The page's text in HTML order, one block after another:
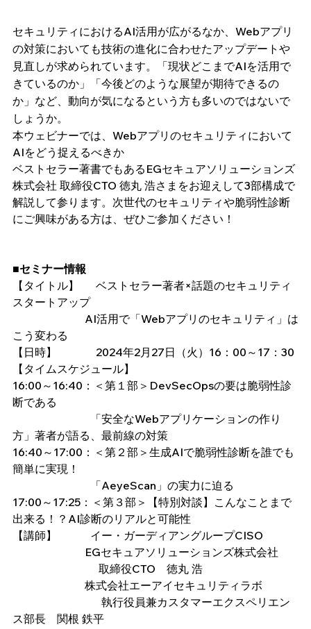
セキュリティにおけるAI活用が広がるなか、Webアプリ
の対策においても技術の進化に合わせたアップデートや
見直しが求められています。「現状どこまでAIを活用で
きているのか」「今後どのような展望が期待できるの
か」など、動向が気になるという方も多いのではないで
しょうか。
本ウェビナーでは、Webアプリのセキュリティにおいて
AIをどう捉えるべきか
ベストセラー著書でもあるEGセキュアソリューションズ
株式会社 取締役CTO 徳丸 浩さまをお迎えして3部構成で
解説して参ります。次世代のセキュリティや脆弱性診断
にご興味がある方は、ぜひご参加ください！
■セミナー情報
【タイトル】	ベストセラー著者×話題のセキュリティ
スタートアップ
AI活用で「Webアプリのセキュリティ」は
こう変わる
【日時】		2024年2月27日（火）16：00～17：30
【タイムスケジュール】
16:00～16:40：＜第１部＞DevSecOpsの要は脆弱性診
断である
「安全なWebアプリケーションの作り
方」著者が語る、最前線の対策
16:40～17:00：＜第２部＞生成AIで脆弱性診断を誰でも
簡単に実現！
「AeyeScan」の実力に迫る
17:00～17:25：＜第３部＞【特別対談】こんなことまで
出来る！？AI診断のリアルと可能性
【講師】	　　イー・ガーディアングループCISO
EGセキュアソリューションズ株式会社
   　　　　　　　取締役CTO　徳丸 浩
株式会社エーアイセキュリティラボ
ス部長　関根 鉄平